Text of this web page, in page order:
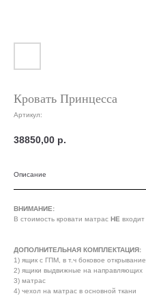
Кровать Принцесса
Артикул:
38850,00 р.
Описание
ВНИМАНИЕ:
В стоимость кровати матрас НЕ входит
ДОПОЛНИТЕЛЬНАЯ КОМПЛЕКТАЦИЯ:
1) ящик с ГПМ, в т.ч боковое открывание
2) ящики выдвижные на направляющих
3) матрас
4) чехол на матрас в основной ткани